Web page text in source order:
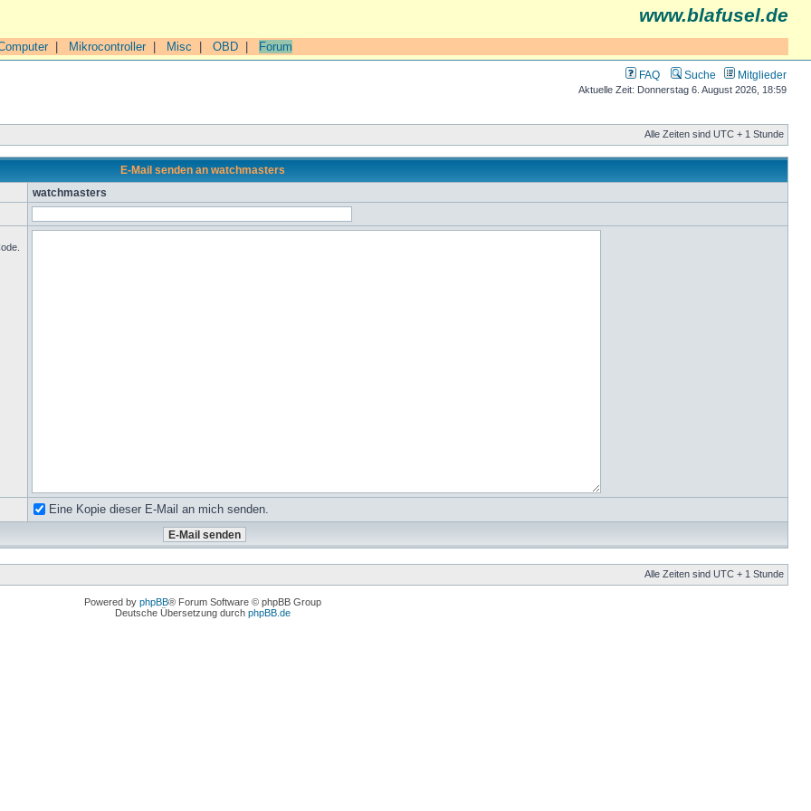
www.blafusel.de
| Mikrocontroller| Misc OBD Forum
FAQ Suche Mitglieder
Aktuelle Zeit: Donnerstag 6. August 2026, 18:59
Alle Zeiten sind UTC + 1 Stunde
E-Mail senden an watchmasters
watchmasters
Eine Kopie dieser E-Mail an mich senden.
Alle Zeiten sind UTC + 1 Stunde
Powered by phpBB® Forum Software © phpBB Group
Deutsche Übersetzung durch phpBB.de